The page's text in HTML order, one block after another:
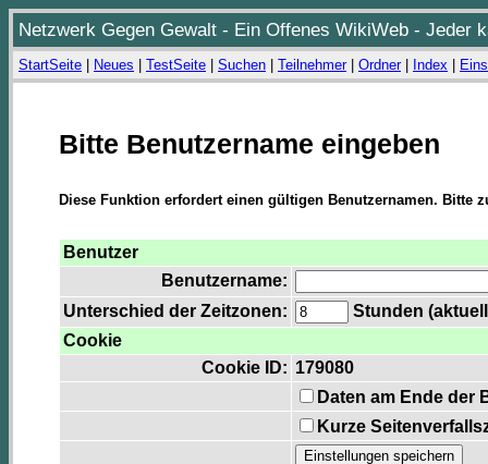
Netzwerk Gegen Gewalt - Ein Offenes WikiWeb - Jeder
StartSeite Neues TestSeite Suchen Teilnehmer| Ordner| Index
Bitte Benutzername eingeben
Diese Funktion erfordert einen gültigen Benutzernamen. Bitte
Benutzer
Benutzername:
Unterschied der Zeitzonen:
Stunden
Cookie
Cookie ID: 179080
Daten am Ende der
Kurze